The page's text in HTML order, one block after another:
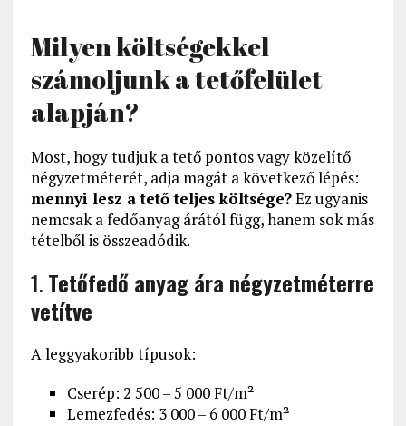
Milyen költségekkel
számoljunk a tetőfelület
alapján?
Most, hogy tudjuk a tető pontos vagy közelítő
négyzetméterét, adja magát a következő lépés:
mennyi lesz a tető teljes költsége?Ez ugyanis
nemcsak a fedőanyag árától függ, hanem sok más
tételből is összeadódik.
1.Tetőfedő anyag ára négyzetméterre
vetítve
A leggyakoribb típusok:
Cserép: 2 500 – 5 000 Ft/m²
Lemezfedés: 3 000 – 6 000 Ft/m²